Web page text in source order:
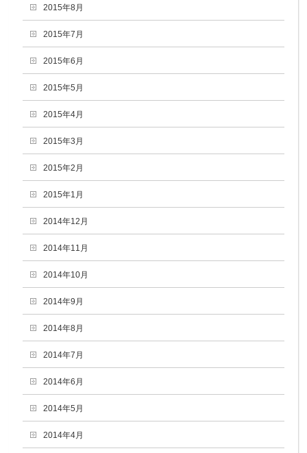
2015年8月
2015年7月
2015年6月
2015年5月
2015年4月
2015年3月
2015年2月
2015年1月
2014年12月
2014年11月
2014年10月
2014年9月
2014年8月
2014年7月
2014年6月
2014年5月
2014年4月